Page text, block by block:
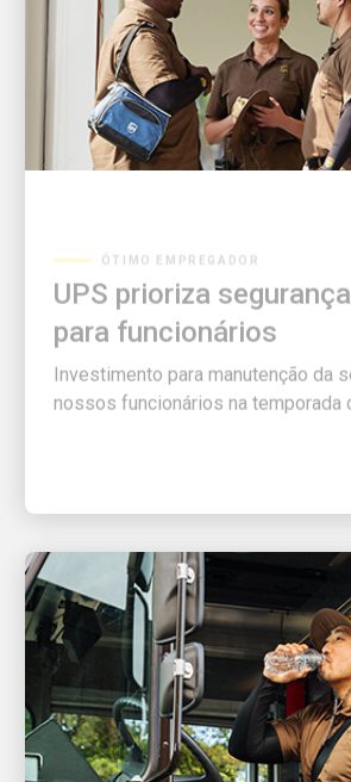
UPS prioriza segurança
para funcionários
Investimento para manutenção da
nossos funcionários na temporada